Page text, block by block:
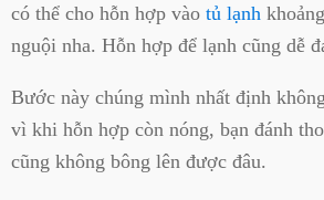
có thể cho hỗn hợp vào tủ lạnh
nguội nha. Hỗn hợp để lạnh cũng dễ
Bước này chúng mình nhất định
vì khi hỗn hợp còn nóng, bạn đánh
cũng không bông lên được đâu.